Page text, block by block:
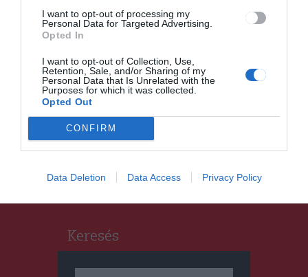
I want to opt-out of processing my
Personal Data for Targeted Advertising.
Opted In
I want to opt-out of Collection, Use,
Retention, Sale, and/or Sharing of my
Personal Data that Is Unrelated with the
Purposes for which it was collected.
Opted Out
CONFIRM
Data Deletion Data Access Privacy Policy
HÍRLISTA
Folyósították a szociális
utalványok harmadik
részletét a jogosultaknak
Keresés